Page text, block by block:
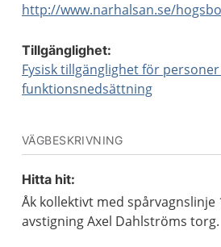
http://www.narhalsan.se/
Tillgänglighet:
Fysisk tillgänglighet för
funktionsnedsättning
VÄGBESKRIVNING
Hitta hit:
Åk kollektivt med spårvagnslinje
avstigning Axel Dahlströms torg.